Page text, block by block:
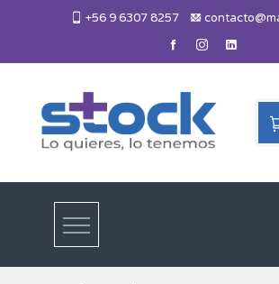
+56 9 6307 8257
Más Stock